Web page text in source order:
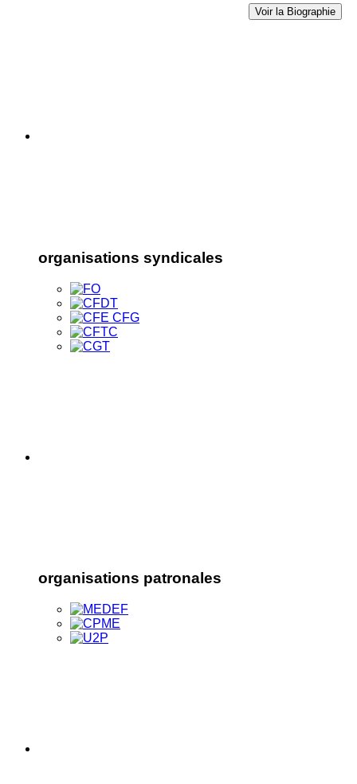
Voir la Biographie
organisations syndicales
organisations patronales